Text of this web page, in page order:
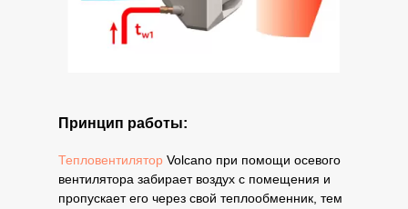
Принцип работы:
Тепловентилятор Volcano при помощи осевого
вентилятора забирает воздух с помещения и
пропускает его через свой теплообменник, тем